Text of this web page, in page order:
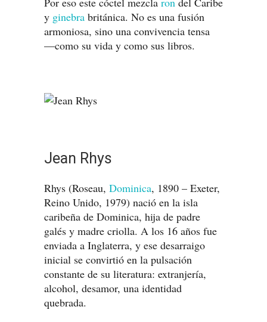
y ginebra británica. No es una fusión
armoniosa, sino una convivencia tensa
—como su vida y como sus libros.
Jean Rhys
Rhys (Roseau, Dominica, 1890 – Exeter,
Reino Unido, 1979) nació en la isla
caribeña de Dominica, hija de padre
galés y madre criolla. A los 16 años fue
enviada a Inglaterra, y ese desarraigo
inicial se convirtió en la pulsación
constante de su literatura: extranjería,
alcohol, desamor, una identidad
quebrada.